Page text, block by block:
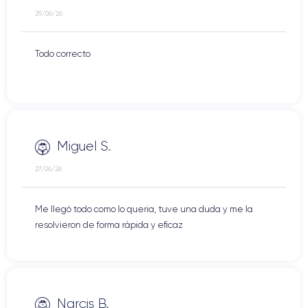
29/06/26
Todo correcto
Miguel S.
27/06/26
Me llegó todo como lo queria, tuve una duda y me la
resolvieron de forma rápida y eficaz
Narcis B.